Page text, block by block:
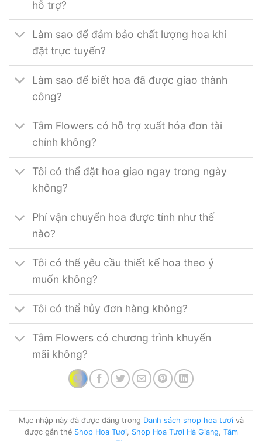
hỗ trợ?
Làm sao để đảm bảo chất lượng hoa khi
đặt trực tuyến?
Làm sao để biết hoa đã được giao thành
công?
Tâm Flowers có hỗ trợ xuất hóa đơn tài
chính không?
Tôi có thể đặt hoa giao ngay trong ngày
không?
Phí vận chuyển hoa được tính như thế
nào?
Tôi có thể yêu cầu thiết kế hoa theo ý
muốn không?
Tôi có thể hủy đơn hàng không?
Tâm Flowers có chương trình khuyến
mãi không?
Mục nhập này đã được đăng trong Danh sách shop hoa tươivà
được gắn thẻ Shop Hoa Tươi, Shop Hoa Tươi Hà Giang Tâm